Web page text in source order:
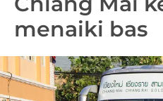
menaiki bas